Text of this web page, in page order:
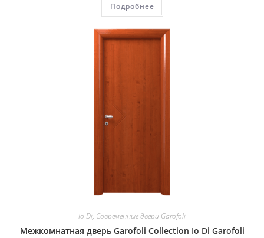
Подробнее
Io Di, Современные двери Garofoli
Межкомнатная дверь Garofoli Collection Io Di Garofoli